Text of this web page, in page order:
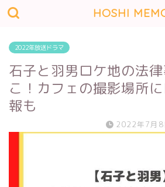
HOSHI
2022年放送ドラマ
石子と羽男ロケ地の法
こ！カフェの撮影場所
報も
2022年7月8